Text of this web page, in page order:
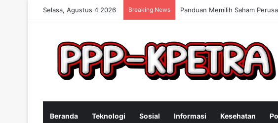
Selasa, Agustus 4 2026 Breaking News Keterampilan Konsultan Bisnis
Beranda Teknologi Sosial Informasi Kesehatan